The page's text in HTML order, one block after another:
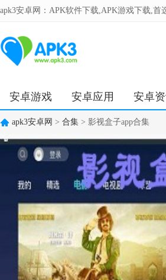
apk3安卓网：APK软件下载,APK游戏下载,首
安卓游戏 安卓应用 安卓
apk3安卓网 > 合集 > 影视盒子app合集